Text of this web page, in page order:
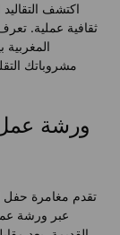
اكتشف
ثقافية عملية.
مشروباتك
ورشة
تقدم مغامرة
عبر ورشة